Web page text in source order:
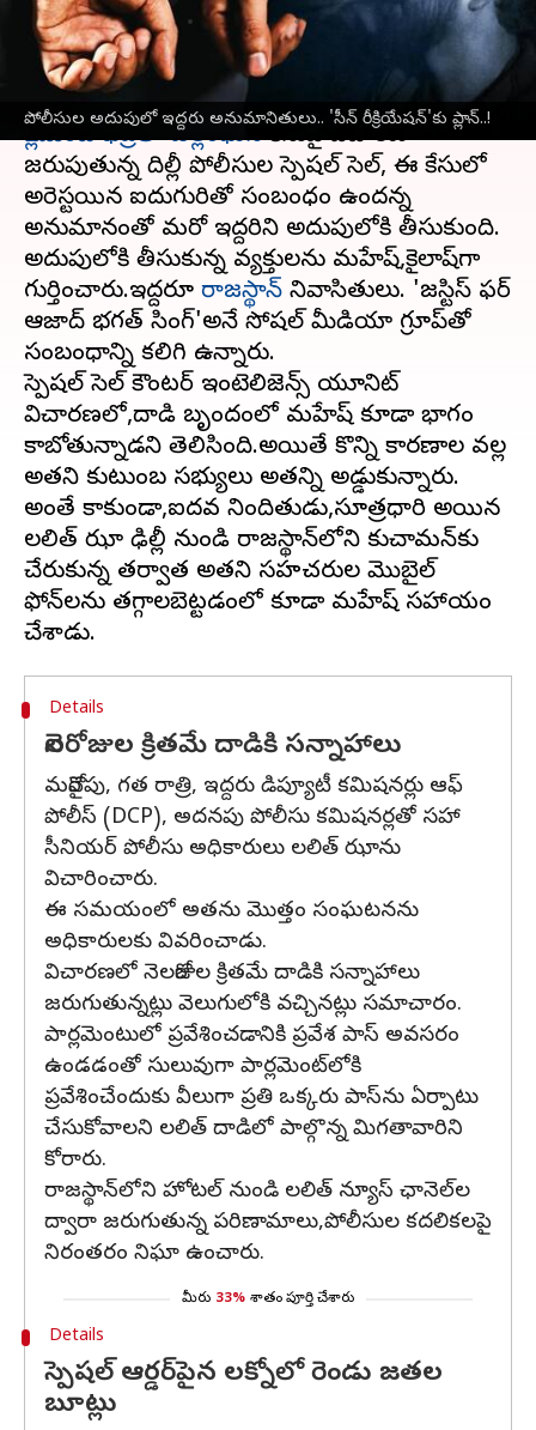
పోలీసుల అదుపులో ఇద్దరు అనుమానితులు.. 'సీన్‌ రీక్రియేషన్‌'కు ప్లాన్‌..!
వ్రాసిన వారు Sirish Praharaju Dec 15, 2023 12:05 pm
ఈ వార్తాకథనం ఏంటి
పార్లమెంట్ భద్రతా ఉల్లంఘనకేసుపై విచారణ
జరుపుతున్న దిల్లీ పోలీసుల స్పెషల్ సెల్, ఈ కేసులో
అరెస్టయిన ఐదుగురితో సంబంధం ఉందన్న
అనుమానంతో మరో ఇద్దరిని అదుపులోకి తీసుకుంది.
అదుపులోకి తీసుకున్న వ్యక్తులను మహేష్,కైలాష్‌గా
గుర్తించారు.ఇద్దరూ రాజస్థాన్ నివాసితులు. 'జస్టిస్ ఫర్
ఆజాద్ భగత్ సింగ్'అనే సోషల్ మీడియా గ్రూప్‌తో
సంబంధాన్ని కలిగి ఉన్నారు.
స్పెషల్ సెల్ కౌంటర్ ఇంటెలిజెన్స్ యూనిట్
విచారణలో,దాడి బృందంలో మహేష్ కూడా భాగం
కాబోతున్నాడని తెలిసింది.అయితే కొన్ని కారణాల వల్ల
అతని కుటుంబ సభ్యులు అతన్ని అడ్డుకున్నారు.
అంతే కాకుండా,ఐదవ నిందితుడు,సూత్రధారి అయిన
లలిత్ ఝా ఢిల్లీ నుండి రాజస్థాన్‌లోని కుచామన్‌కు
చేరుకున్న తర్వాత అతని సహచరుల మొబైల్
ఫోన్‌లను తగ్గాలబెట్టడంలో కూడా మహేష్ సహాయం
Details
నెలరోజుల క్రితమే దాడికి సన్నాహాలు
మరోవైపు, గత రాత్రి, ఇద్దరు డిప్యూటీ కమిషనర్లు ఆఫ్
పోలీస్ (DCP), అదనపు పోలీసు కమిషనర్లతో సహా
సీనియర్ పోలీసు అధికారులు లలిత్ ఝాను
విచారించారు.
ఈ సమయంలో అతను మొత్తం సంఘటనను
అధికారులకు వివరించాడు.
విచారణలో నెలరోజుల క్రితమే దాడికి సన్నాహాలు
జరుగుతున్నట్లు వెలుగులోకి వచ్చినట్లు సమాచారం.
పార్లమెంటులో ప్రవేశించడానికి ప్రవేశ పాస్ అవసరం
ఉండడంతో సులువుగా పార్లమెంట్‌లోకి
ప్రవేశించేందుకు వీలుగా ప్రతి ఒక్కరు పాస్‌ను ఏర్పాటు
చేసుకోవాలని లలిత్ దాడిలో పాల్గొన్న మిగతావారిని
కోరారు.
రాజస్థాన్‌లోని హోటల్ నుండి లలిత్ న్యూస్ ఛానెల్‌ల
ద్వారా జరుగుతున్న పరిణామాలు,పోలీసుల కదలికలపై
నిరంతరం నిఘా ఉంచారు.
మీరు 33% శాతం పూర్తి చేశారు
Details
స్పెషల్ ఆర్డర్‌పైన లక్నోలో రెండు జతల
బూట్లు